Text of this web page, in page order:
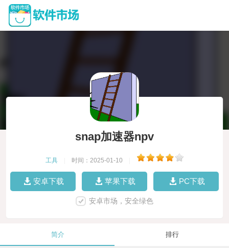
snap加速器npv
工具 时间：2025-01-10
安卓下载 苹果下载 PC下载
安卓市场，安全绿色
简介 排行